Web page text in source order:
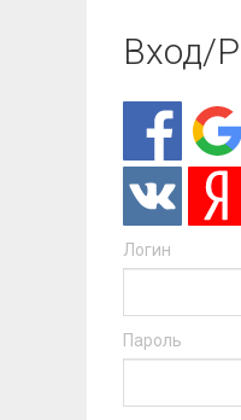
Вход/
Логин
Пароль